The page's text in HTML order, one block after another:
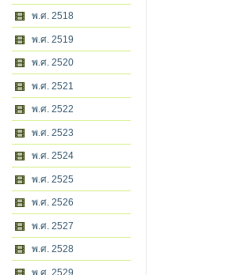
พ.ศ. 2518
พ.ศ. 2519
พ.ศ. 2520
พ.ศ. 2521
พ.ศ. 2522
พ.ศ. 2523
พ.ศ. 2524
พ.ศ. 2525
พ.ศ. 2526
พ.ศ. 2527
พ.ศ. 2528
พ.ศ. 2529